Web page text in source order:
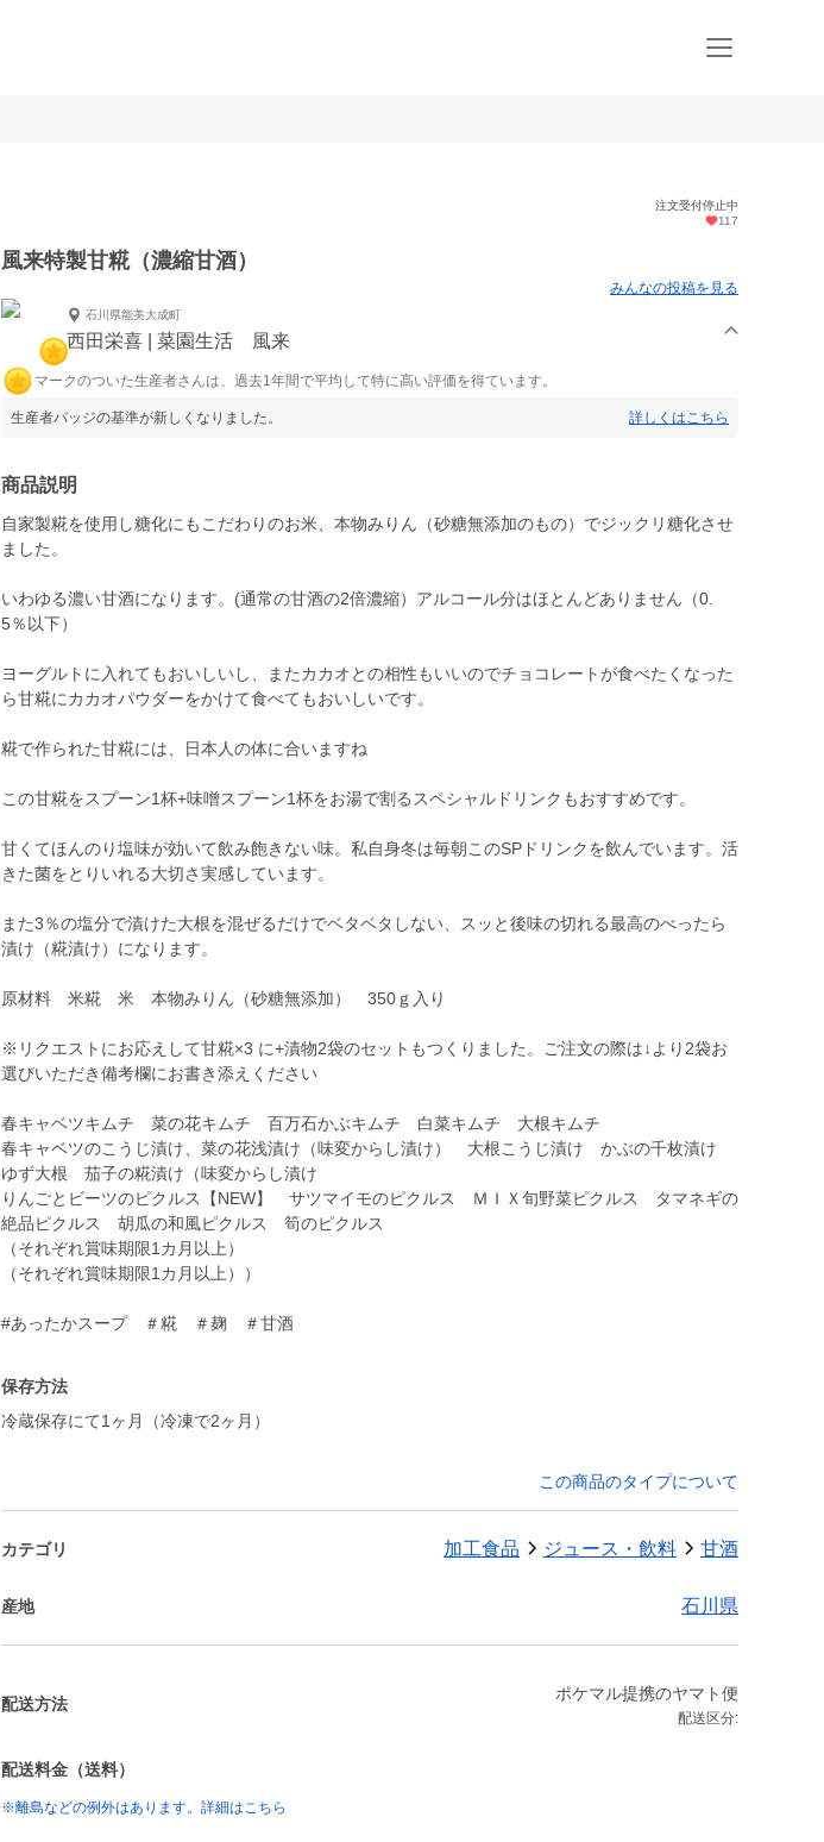
注文受付停止中
117
風来特製甘糀（濃縮甘酒）
みんなの投稿を見る
石川県能美大成町
西田栄喜 | 菜園生活 風来
マークのついた生産者さんは、過去1年間で平均して特に高い評価を得ています。
生産者バッジの基準が新しくなりました。 詳しくはこちら
商品説明
自家製糀を使用し糖化にもこだわりのお米、本物みりん（砂糖無添加のもの）でジックリ糖化させ
ました。
いわゆる濃い甘酒になります。(通常の甘酒の2倍濃縮）アルコール分はほとんどありません（0.
5％以下）
ヨーグルトに入れてもおいしいし、またカカオとの相性もいいのでチョコレートが食べたくなった
ら甘糀にカカオパウダーをかけて食べてもおいしいです。
糀で作られた甘糀には、日本人の体に合いますね
この甘糀をスプーン1杯+味噌スプーン1杯をお湯で割るスペシャルドリンクもおすすめです。
甘くてほんのり塩味が効いて飲み飽きない味。私自身冬は毎朝このSPドリンクを飲んでいます。活
きた菌をとりいれる大切さ実感しています。
また3％の塩分で漬けた大根を混ぜるだけでベタベタしない、スッと後味の切れる最高のべったら
漬け（糀漬け）になります。
原材料 米糀 米 本物みりん（砂糖無添加） 350ｇ入り
※リクエストにお応えして甘糀×3 に+漬物2袋のセットもつくりました。ご注文の際は↓より2袋お
選びいただき備考欄にお書き添えください
春キャベツキムチ 菜の花キムチ 百万石かぶキムチ 白菜キムチ 大根キムチ
春キャベツのこうじ漬け、菜の花浅漬け（味変からし漬け） 大根こうじ漬け かぶの千枚漬け
ゆず大根 茄子の糀漬け（味変からし漬け
りんごとビーツのピクルス【NEW】 サツマイモのピクルス ＭＩＸ旬野菜ピクルス タマネギの
絶品ピクルス 胡瓜の和風ピクルス 筍のピクルス
（それぞれ賞味期限1カ月以上）
（それぞれ賞味期限1カ月以上））
#あったかスープ ＃糀 ＃麹 ＃甘酒
保存方法
冷蔵保存にて1ヶ月（冷凍で2ヶ月）
この商品のタイプについて
カテゴリ 加工食品 ジュース・飲料 甘酒
産地 石川県
配送方法
ポケマル提携のヤマト便
配送区分:
配送料金（送料）
※離島などの例外はあります。詳細はこちら